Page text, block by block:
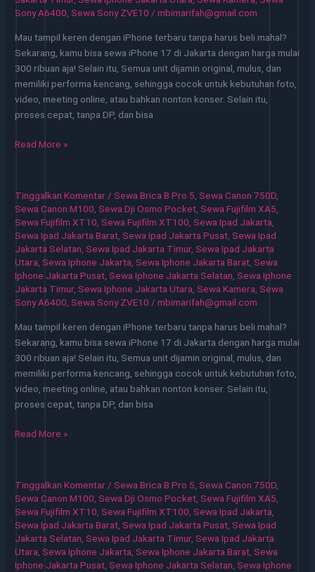
Sony A6400 Sewa Sony ZVE10 /mbimarifah@gmail.com
Mau tampil keren dengan iPhone terbaru tanpa harus beli mahal?
Sekarang, kamu bisa sewa iPhone 17 di Jakarta dengan harga mulai
300 ribuan aja! Selain itu, Semua unit dijamin original, mulus, dan
memiliki performa kencang, sehingga cocok untuk kebutuhan foto,
video, meeting online, atau bahkan nonton konser. Selain itu,
proses cepat, tanpa DP, dan bisa
Sewa
Solusi
Cepat
untuk
Kebutuhan
Digital
Read More »
Tinggalkan Komentar/ Sewa Brica B Pro 5, Sewa Canon 750D,
Sewa Canon M100, Sewa Dji Osmo Pocket, Sewa Fujifilm XA5,
Sewa Fujifilm XT10, Sewa Fujifilm XT100, Sewa Ipad Jakarta,
Sewa Ipad Jakarta Barat, Sewa Ipad Jakarta Pusat, Sewa Ipad
Jakarta Selatan, Sewa Ipad Jakarta Timur, Sewa Ipad Jakarta
Utara, Sewa Iphone Jakarta, Sewa Iphone Jakarta Barat, Sewa
Iphone Jakarta Pusat, Sewa Iphone Jakarta Selatan, Sewa Iphone
Jakarta Timur, Sewa Iphone Jakarta Utara, Sewa Kamera, Sewa
Sony A6400, Sewa Sony ZVE10 /mbimarifah@gmail.com
Mau tampil keren dengan iPhone terbaru tanpa harus beli mahal?
Sekarang, kamu bisa sewa iPhone 17 di Jakarta dengan harga mulai
300 ribuan aja! Selain itu, Semua unit dijamin original, mulus, dan
memiliki performa kencang, sehingga cocok untuk kebutuhan foto,
video, meeting online, atau bahkan nonton konser. Selain itu,
proses cepat, tanpa DP, dan bisa
Sewa
Layanan
Andal
untuk
Aktivitas
Modern
Read More »
Tinggalkan Komentar/ Sewa Brica B Pro 5, Sewa Canon 750D,
Sewa Canon M100, Sewa Dji Osmo Pocket, Sewa Fujifilm XA5,
Sewa Fujifilm XT10, Sewa Fujifilm XT100, Sewa Ipad Jakarta,
Sewa Ipad Jakarta Barat, Sewa Ipad Jakarta Pusat, Sewa Ipad
Jakarta Selatan, Sewa Ipad Jakarta Timur, Sewa Ipad Jakarta
Utara, Sewa Iphone Jakarta, Sewa Iphone Jakarta Barat, Sewa
Iphone Jakarta Pusat, Sewa Iphone Jakarta Selatan, Sewa Iphone